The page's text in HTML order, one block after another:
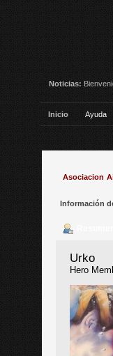
Noticias:
Inicio Ayuda
Asociacion
Información
Urko
Hero